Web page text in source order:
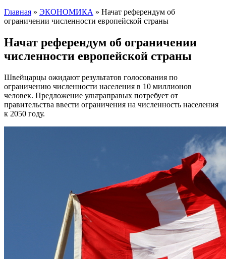
Главная » ЭКОНОМИКА » Начат референдум об
ограничении численности европейской страны
Начат референдум об ограничении
численности европейской страны
Швейцарцы ожидают результатов голосования по
ограничению численности населения в 10 миллионов
человек. Предложение ультраправых потребует от
правительства ввести ограничения на численность населения
к 2050 году.